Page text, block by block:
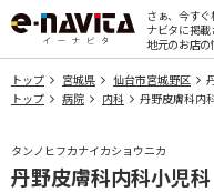
さぁ、今すぐ
ナビタに掲載
地元のお店の
トップ 宮城県 仙台市宮城野区
トップ
病院 内科 丹野皮膚科内
タンノヒフカナイカショウニカ
丹野皮膚科内科小児科